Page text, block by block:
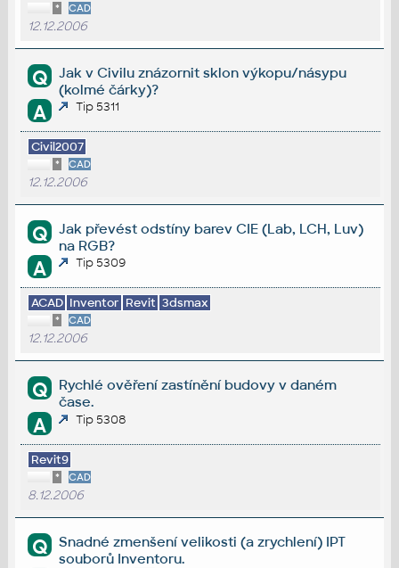
* CAD
12.12.2006
Q
Jak v Civilu znázornit sklon výkopu/násypu
(kolmé čárky)?
A Tip 5311
Civil2007
* CAD
12.12.2006
Q
Jak převést odstíny barev CIE (Lab, LCH, Luv)
na RGB?
A Tip 5309
ACAD Inventor Revit 3dsmax
* CAD
12.12.2006
Q
Rychlé ověření zastínění budovy v daném
čase.
A Tip 5308
Revit9
* CAD
8.12.2006
Q
Snadné zmenšení velikosti (a zrychlení) IPT
souborů Inventoru.